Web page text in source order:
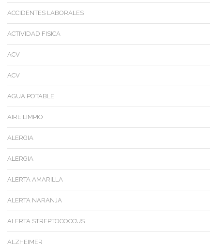
ACCIDENTES LABORALES
ACTIVIDAD FISICA
ACV
ACV
AGUA POTABLE
AIRE LIMPIO
ALERGIA
ALERGIA
ALERTA AMARILLA
ALERTA NARANJA
ALERTA STREPTOCOCCUS
ALZHEIMER